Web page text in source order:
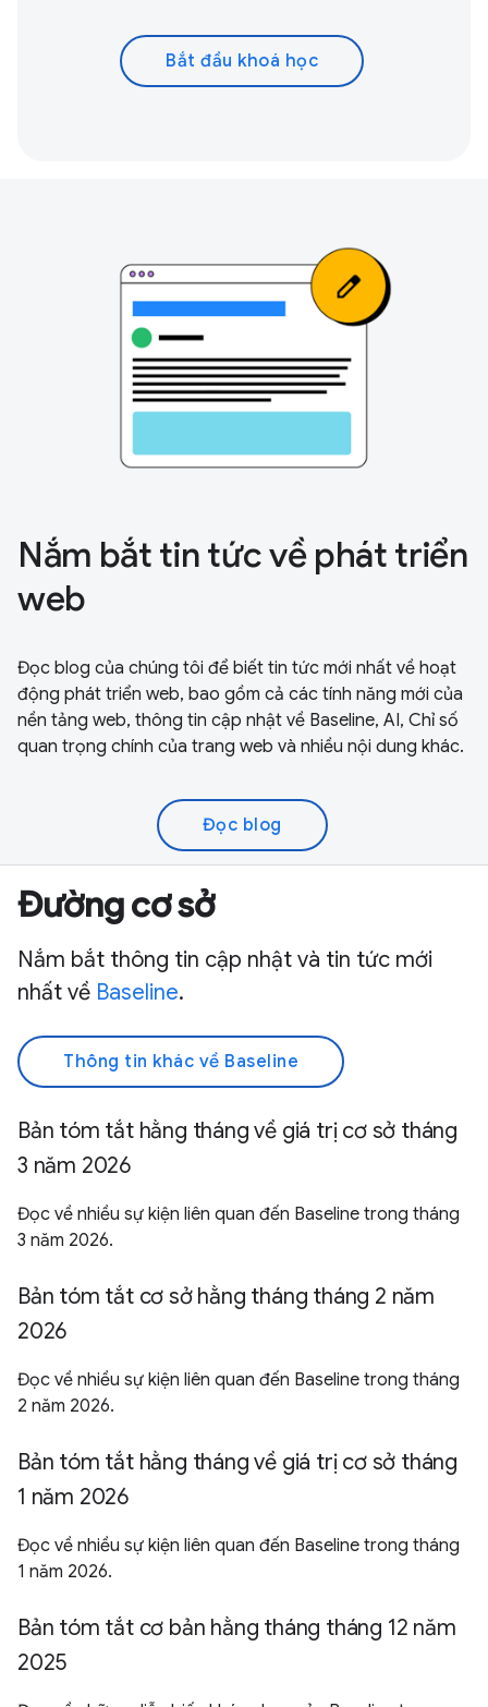
Bắt đầu khoá học
Nắm bắt tin tức về phát triển
web
Đọc blog của chúng tôi để biết tin tức mới nhất về hoạt
động phát triển web, bao gồm cả các tính năng mới của
nền tảng web, thông tin cập nhật về Baseline, AI, Chỉ số
quan trọng chính của trang web và nhiều nội dung khác.
Đọc blog
Đường cơ sở
Nắm bắt thông tin cập nhật và tin tức mới
nhất về Baseline.
Thông tin khác về Baseline
Bản tóm tắt hằng tháng về giá trị cơ sở tháng
3 năm 2026
Đọc về nhiều sự kiện liên quan đến Baseline trong tháng
3 năm 2026.
Bản tóm tắt cơ sở hằng tháng tháng 2 năm
2026
Đọc về nhiều sự kiện liên quan đến Baseline trong tháng
2 năm 2026.
Bản tóm tắt hằng tháng về giá trị cơ sở tháng
1 năm 2026
Đọc về nhiều sự kiện liên quan đến Baseline trong tháng
1 năm 2026.
Bản tóm tắt cơ bản hằng tháng tháng 12 năm
2025